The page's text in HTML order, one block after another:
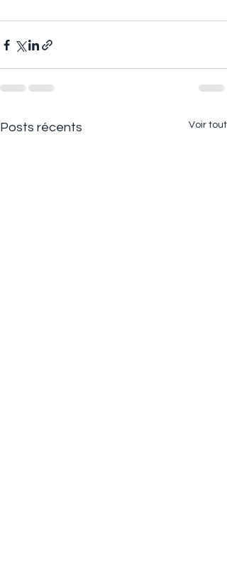
Posts récents Voir tout